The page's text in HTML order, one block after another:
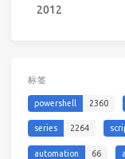
2012
标签
powershell 2360
series 2264
automation 66